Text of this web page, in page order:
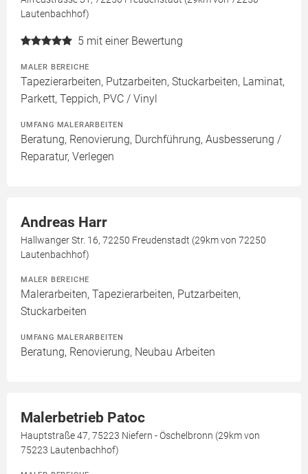
Lautenbachhof)
5 mit einer Bewertung
MALER BEREICHE
Tapezierarbeiten, Putzarbeiten, Stuckarbeiten, Laminat,
Parkett, Teppich, PVC / Vinyl
UMFANG MALERARBEITEN
Beratung, Renovierung, Durchführung, Ausbesserung /
Reparatur, Verlegen
Andreas Harr
Hallwanger Str. 16, 72250 Freudenstadt (29km von 72250
Lautenbachhof)
MALER BEREICHE
Malerarbeiten, Tapezierarbeiten, Putzarbeiten,
Stuckarbeiten
UMFANG MALERARBEITEN
Beratung, Renovierung, Neubau Arbeiten
Malerbetrieb Patoc
Hauptstraße 47, 75223 Niefern - Öschelbronn (29km von
75223 Lautenbachhof)